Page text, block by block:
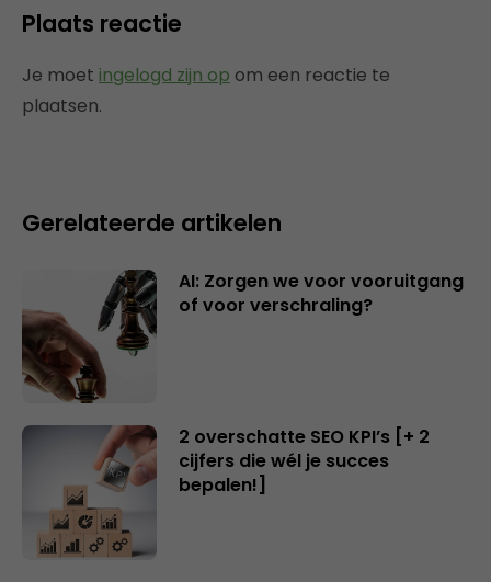
Plaats reactie
Je moet ingelogd zijn op om een reactie te
plaatsen.
Gerelateerde artikelen
AI: Zorgen we voor vooruitgang
of voor verschraling?
2 overschatte SEO KPI’s [+ 2
cijfers die wél je succes
bepalen!]